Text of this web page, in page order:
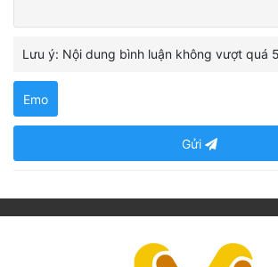
Lưu ý: Nội dung bình luận không vượt quá
Emo
Gửi